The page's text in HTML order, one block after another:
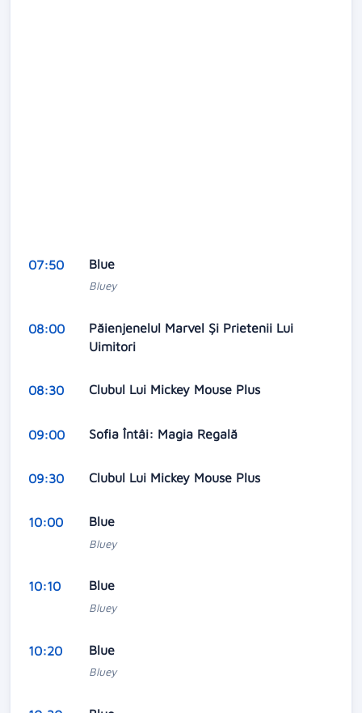
07:50 Blue
Bluey
08:00
Păienjenelul Marvel Și Prietenii Lui
Uimitori
08:30 Clubul Lui Mickey Mouse Plus
09:00 Sofia Întâi: Magia Regală
09:30 Clubul Lui Mickey Mouse Plus
10:00 Blue
Bluey
10:10 Blue
Bluey
10:20 Blue
Bluey